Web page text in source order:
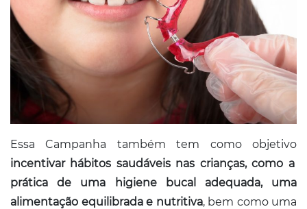
Essa Campanha também tem como objetivo
incentivar hábitos saudáveis nas crianças, como a
prática de uma higiene bucal adequada, uma
alimentação equilibrada e nutritiva, bem como uma